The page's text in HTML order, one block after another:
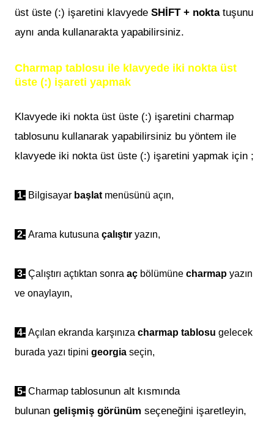
üst üste (:) işaretini klavyede SHİFT + noktatuşunu
aynı anda kullanarakta yapabilirsiniz.
Charmap tablosu ile klavyede iki nokta üst
üste (:) işareti yapmak
Klavyede iki nokta üst üste (:) işaretini charmap
tablosunu kullanarak yapabilirsiniz bu yöntem ile
klavyede iki nokta üst üste (:) işaretini yapmak için ;
1- Bilgisayar başlat menüsünü açın,
2- Arama kutusuna çalıştır yazın,
3- Çalıştırı açtıktan sonra aç bölümüne charmap yazın
ve onaylayın,
4- Açılan ekranda karşınıza charmap tablosu gelecek
burada yazı tipini georgia seçin,
5- Charmap tablosunun alt kısmında
bulunan gelişmiş görünüm seçeneğini işaretleyin,